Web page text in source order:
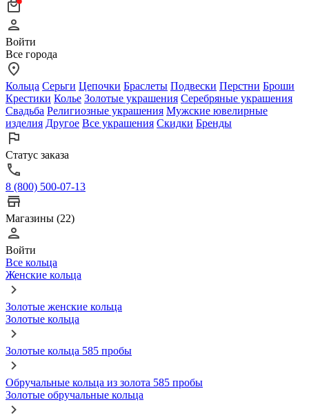
Войти
Все города
Кольца Серьги Цепочки Браслеты Подвески Перстни Броши
Крестики Колье Золотые украшения Серебряные украшения
Свадьба Религиозные украшения Мужские ювелирные
изделия Другое Все украшения Скидки Бренды
Статус заказа
8 (800) 500-07-13
Магазины (22)
Войти
Все кольца
Женские кольца
Золотые женские кольца
Золотые кольца
Золотые кольца 585 пробы
Обручальные кольца из золота 585 пробы
Золотые обручальные кольца